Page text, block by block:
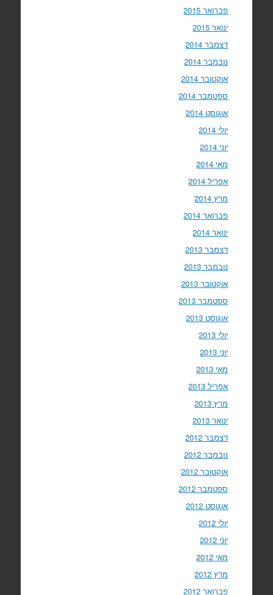
פברואר 2015
ינואר 2015
דצמבר 2014
נובמבר 2014
אוקטובר 2014
ספטמבר 2014
אוגוסט 2014
יולי 2014
יוני 2014
מאי 2014
אפריל 2014
מרץ 2014
פברואר 2014
ינואר 2014
דצמבר 2013
נובמבר 2013
אוקטובר 2013
ספטמבר 2013
אוגוסט 2013
יולי 2013
יוני 2013
מאי 2013
אפריל 2013
מרץ 2013
ינואר 2013
דצמבר 2012
נובמבר 2012
אוקטובר 2012
ספטמבר 2012
אוגוסט 2012
יולי 2012
יוני 2012
מאי 2012
מרץ 2012
פברואר 2012